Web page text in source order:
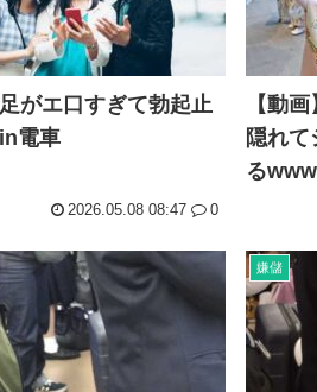
がエ口すぎて勃起止
電車
2026.05.08 08:47 0
【動
隠れて
るwww
嫌儲